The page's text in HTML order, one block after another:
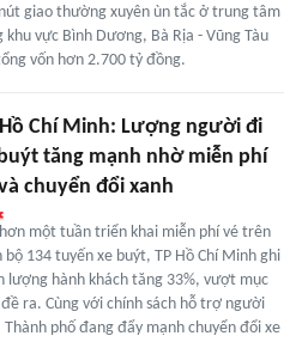
giao thường xuyên ùn tắc ở trung tâm
khu vực Bình Dương, Bà Rịa - Vũng Tàu
vốn hơn 2.700 tỷ đồng.
Chí Minh: Lượng người đi
tăng mạnh nhờ miễn phí
chuyển đổi xanh
một tuần triển khai miễn phí vé trên
bộ 134 tuyến xe buýt, TP Hồ Chí Minh ghi
lượng hành khách tăng 33%, vượt mục
ra. Cùng với chính sách hỗ trợ người
Thành phố đang đẩy mạnh chuyển đổi xe